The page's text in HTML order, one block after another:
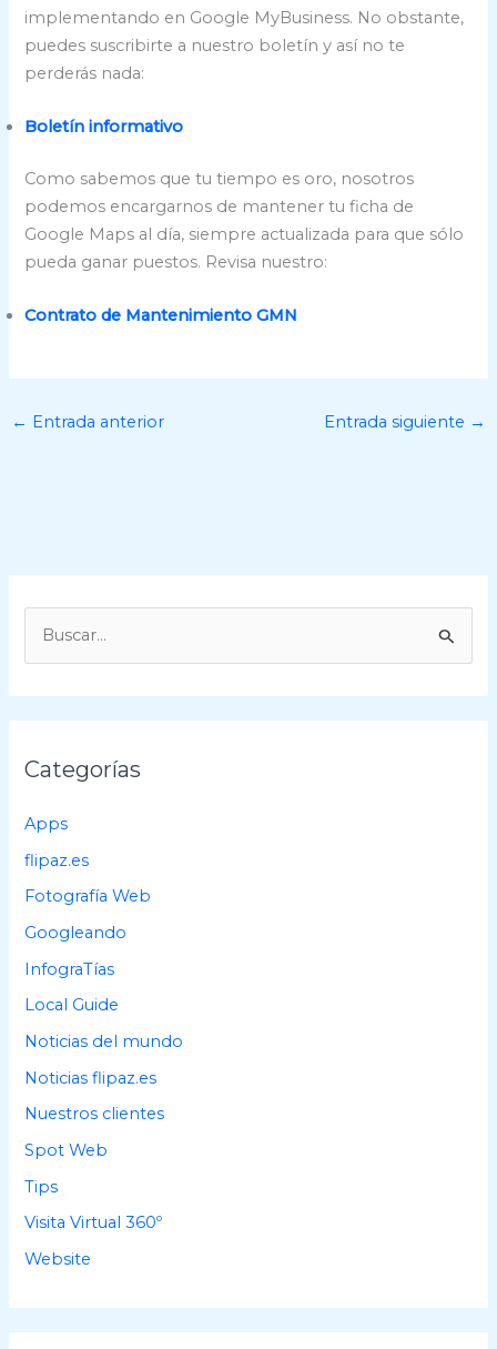
implementando en Google MyBusiness. No obstante,
puedes suscribirte a nuestro boletín y así no te
perderás nada:
Boletín informativo
Como sabemos que tu tiempo es oro, nosotros
podemos encargarnos de mantener tu ficha de
Google Maps al día, siempre actualizada para que sólo
pueda ganar puestos. Revisa nuestro:
Contrato de Mantenimiento GMN
← Entrada anterior Entrada siguiente →
c
r
p
Categorías
Apps
flipaz.es
Fotografía Web
Googleando
InfograTías
Local Guide
Noticias del mundo
Noticias flipaz.es
Nuestros clientes
Spot Web
Tips
Visita Virtual 360º
Website